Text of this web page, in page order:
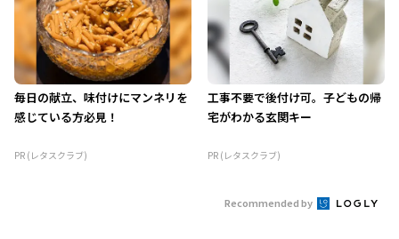
毎日の献立、味付けにマンネリを
感じている方必見！
PR (レタスクラブ)
工事不要で後付け可。子どもの帰
宅がわかる玄関キー
PR (レタスクラブ)
Recommended by